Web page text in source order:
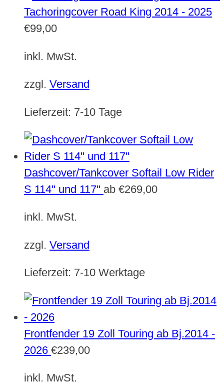
Tachoringcover Road King 2014 - 2025
€99,00
inkl. MwSt.
zzgl. Versand
Lieferzeit: 7-10 Tage
Dashcover/Tankcover Softail Low Rider
S 114" und 117" ab €269,00
inkl. MwSt.
zzgl. Versand
Lieferzeit: 7-10 Werktage
Frontfender 19 Zoll Touring ab Bj.2014 -
2026 €239,00
inkl. MwSt.